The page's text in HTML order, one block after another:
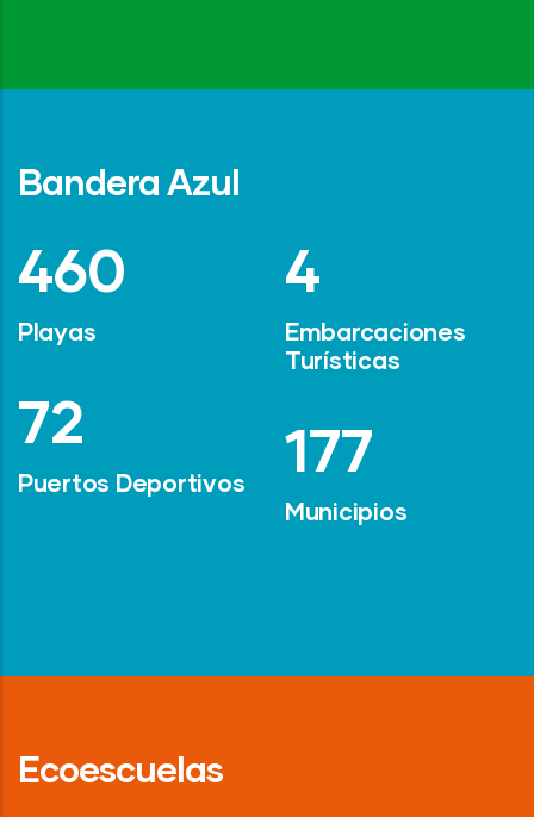
Bandera Azul
642
Playas
101
Puertos Deportivos
6
Embarcaciones
Turísticas
247
Municipios
Ecoescuelas